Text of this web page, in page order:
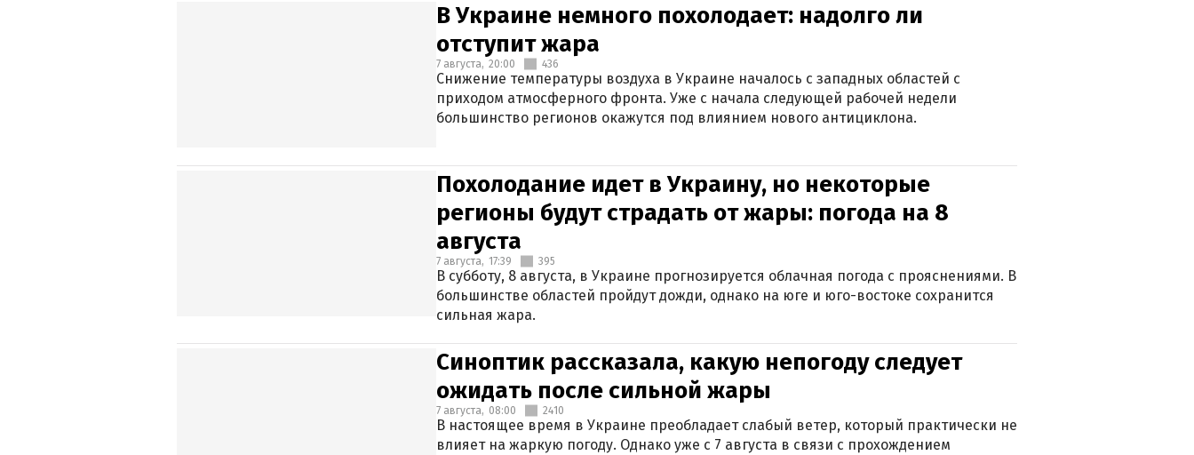
В Украине немного похолодает: надолго ли
отступит жара
7 августа, 20:00 436
Снижение температуры воздуха в Украине началось с западных областей с
приходом атмосферного фронта. Уже с начала следующей рабочей недели
большинство регионов окажутся под влиянием нового антициклона.
Похолодание идет в Украину, но некоторые
регионы будут страдать от жары: погода на 8
августа
7 августа, 17:39 395
В субботу, 8 августа, в Украине прогнозируется облачная погода с прояснениями. В
большинстве областей пройдут дожди, однако на юге и юго-востоке сохранится
сильная жара.
Синоптик рассказала, какую непогоду следует
ожидать после сильной жары
7 августа, 08:00 2410
В настоящее время в Украине преобладает слабый ветер, который практически не
влияет на жаркую погоду. Однако уже с 7 августа в связи с прохождением